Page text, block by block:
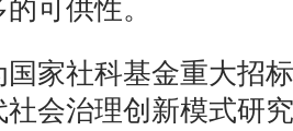
可供性。
社科基金重大招标
会治理创新模式研